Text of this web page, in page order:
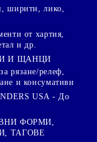
ширити, лико,
от хартия,
и др.
И ЩАНЦИ
рязане/релеф,
и консумативи
USA - До
ФОРМИ,
ТАГОВЕ